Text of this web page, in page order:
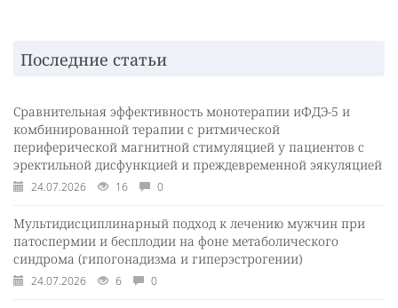
Последние статьи
Сравнительная эффективность монотерапии иФДЭ-5 и
комбинированной терапии с ритмической
периферической магнитной стимуляцией у пациентов с
эректильной дисфункцией и преждевременной эякуляцией
24.07.2026 16 0
Мультидисциплинарный подход к лечению мужчин при
патоспермии и бесплодии на фоне метаболического
синдрома (гипогонадизма и гиперэстрогении)
24.07.2026 6 0